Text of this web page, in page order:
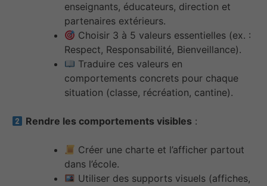
enseignants, éducateurs, direction et
partenaires extérieurs.
Choisir 3 à 5 valeurs essentielles (ex. :
Respect, Responsabilité, Bienveillance).
Traduire ces valeurs en
comportements concrets pour chaque
situation (classe, récréation, cantine).
Rendre les comportements visibles :
Créer une charte et l’afficher partout
dans l’école.
Utiliser des supports visuels (affiches,